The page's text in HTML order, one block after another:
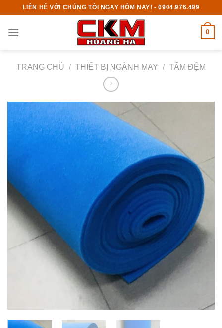
content
LIÊN HỆ VỚI CHÚNG TÔI NGAY HÔM NAY! - 0904.976.499
0
TRANG CHỦ / THIẾT BỊ NGÀNH MAY / TẤM ĐỆM